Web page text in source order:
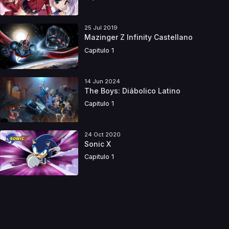
25 Jul 2019
Mazinger Z Infinity Castellano
Capitulo 1
14 Jun 2024
The Boys: Diábolico Latino
Capitulo 1
24 Oct 2020
Sonic X
Capitulo 1